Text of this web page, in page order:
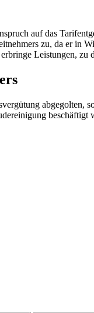
auf das
zu, da er in
Leistungen,
abgegolten,